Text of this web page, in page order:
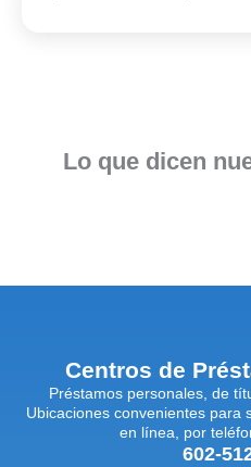
Lo que dicen
Centros de
Préstamos personales, de
Ubicaciones convenientes para
en línea, por
602-